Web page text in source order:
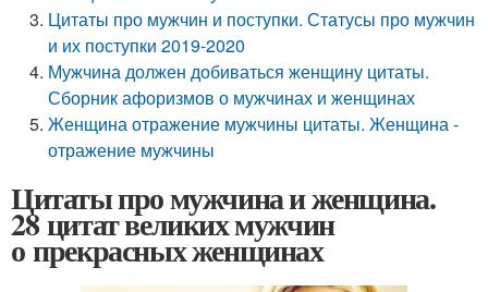
Цитаты про мужчин и поступки. Статусы про мужчин
и их поступки 2019-2020
Мужчина должен добиваться женщину цитаты.
Сборник афоризмов о мужчинах и женщинах
Женщина отражение мужчины цитаты. Женщина -
отражение мужчины
Цитаты про мужчина и женщина.
28 цитат великих мужчин
о прекрасных женщинах